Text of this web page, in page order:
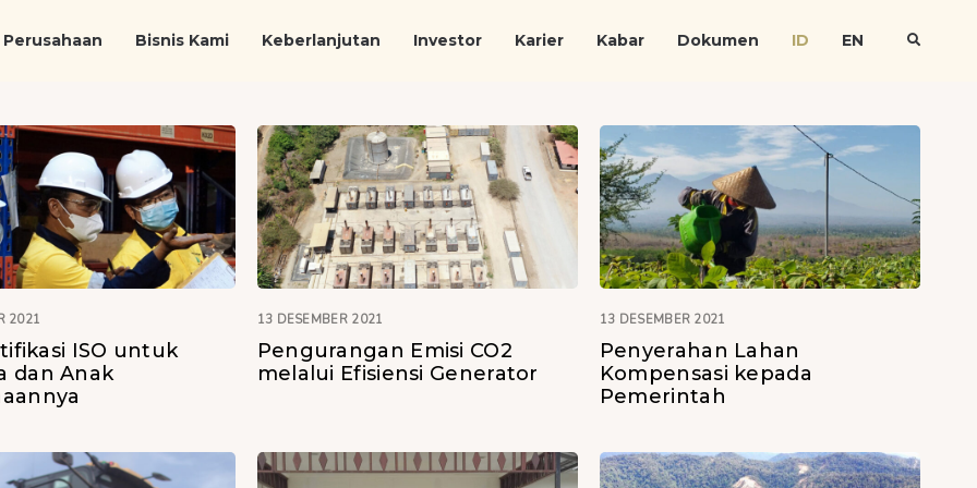
Perusahaan Bisnis Kami Keberlanjutan Investor Karier Kabar Dokumen ID EN
2021
ISO untuk
dan Anak
13 DESEMBER 2021
Pengurangan Emisi CO2
melalui Efisiensi Generator
13 DESEMBER 2021
Penyerahan Lahan
Kompensasi kepada
Pemerintah